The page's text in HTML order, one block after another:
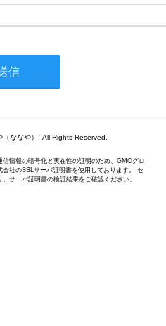
ななや）. All Rights Reserved.
信情報の暗号化と実在性の証明のため、GMOグロ
会社のSSLサーバ証明書を使用しております。 セ
、サーバ証明書の検証結果をご確認ください。